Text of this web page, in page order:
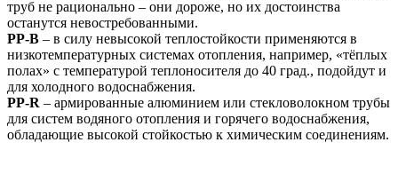
труб не рационально – они дороже, но их достоинства
останутся невостребованными.
РР-В – в силу невысокой теплостойкости применяются в
низкотемпературных системах отопления, например, «тёплых
полах» с температурой теплоносителя до 40 град., подойдут и
для холодного водоснабжения.
PP-R – армированные алюминием или стекловолокном трубы
для систем водяного отопления и горячего водоснабжения,
обладающие высокой стойкостью к химическим соединениям.